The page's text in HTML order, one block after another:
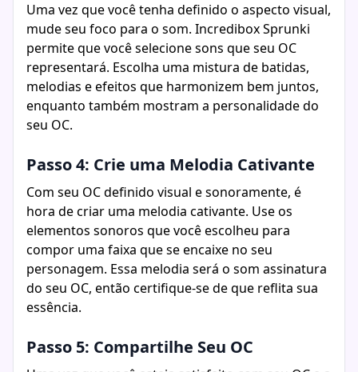
Uma vez que você tenha definido o aspecto visual,
mude seu foco para o som. Incredibox Sprunki
permite que você selecione sons que seu OC
representará. Escolha uma mistura de batidas,
melodias e efeitos que harmonizem bem juntos,
enquanto também mostram a personalidade do
seu OC.
Passo 4: Crie uma Melodia Cativante
Com seu OC definido visual e sonoramente, é
hora de criar uma melodia cativante. Use os
elementos sonoros que você escolheu para
compor uma faixa que se encaixe no seu
personagem. Essa melodia será o som assinatura
do seu OC, então certifique-se de que reflita sua
essência.
Passo 5: Compartilhe Seu OC